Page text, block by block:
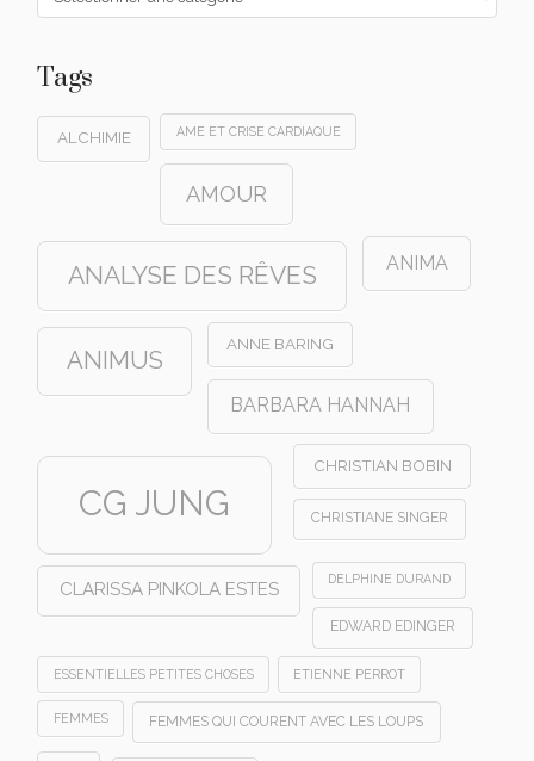
Tags
ALCHIMIE AME ET CRISE CARDIAQUE
AMOUR
ANALYSE DES RÊVES ANIMA
ANIMUS
ANNE BARING
BARBARA HANNAH
CG JUNG
CHRISTIAN BOBIN
CHRISTIANE SINGER
CLARISSA PINKOLA ESTES DELPHINE DURAND
EDWARD EDINGER
ESSENTIELLES PETITES CHOSES ETIENNE PERROT
FEMMES FEMMES QUI COURENT AVEC LES LOUPS